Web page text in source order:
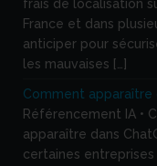
frais de localisation
France et dans
anticiper pour
les mauvaises […]
Comment apparaître
Référencement IA •
apparaître dans
certaines